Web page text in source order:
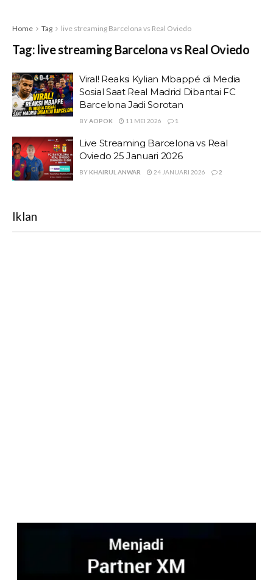
Home Tag live streaming Barcelona vs Real Oviedo
Tag: live streaming Barcelona vs Real Oviedo
Viral! Reaksi Kylian Mbappé di Media
Sosial Saat Real Madrid Dibantai FC
Barcelona Jadi Sorotan
BYAOPOK 11 MEI 2026 1
Live Streaming Barcelona vs Real
Oviedo 25 Januari 2026
BY KHAIRUL ANWAR 24 JANUARI 2026 2
Iklan